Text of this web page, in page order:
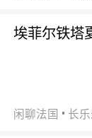
埃菲尔铁塔
闲聊法国